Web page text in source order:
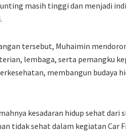
masih tinggi dan menjadi
tersebut, Muhaimin
lembaga, serta pemangku
membangun budaya
kesadaran hidup sehat
tidak sehat dalam kegiatan Car